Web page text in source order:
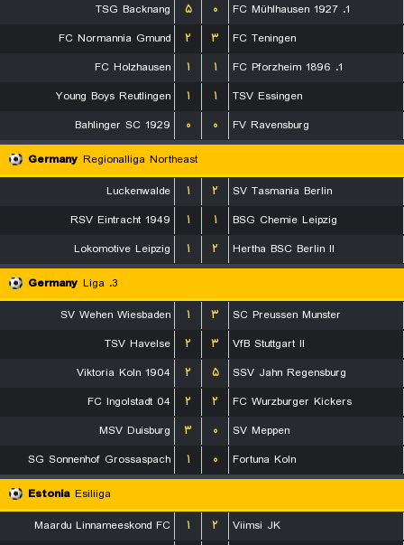
TSG Backnang
۵ ۰
1. FC Mühlhausen 1927
FC Normannia Gmund
۲ ۳
FC Teningen
FC Holzhausen
۱ ۱
1. FC Pforzheim 1896
Young Boys Reutlingen
۱ ۱
TSV Essingen
Bahlinger SC 1929
۰ ۰
FV Ravensburg
Germany Regionalliga Northeast
Luckenwalde
۱ ۲
SV Tasmania Berlin
RSV Eintracht 1949
۱ ۱
BSG Chemie Leipzig
Lokomotive Leipzig
۱ ۲
Hertha BSC Berlin II
Germany
3. Liga
SV Wehen Wiesbaden
۱ ۳
SC Preussen Munster
TSV Havelse
۲ ۳
VfB Stuttgart II
Viktoria Koln 1904
۲ ۵
SSV Jahn Regensburg
FC Ingolstadt 04
۲ ۲
FC Wurzburger Kickers
MSV Duisburg
۳ ۰
SV Meppen
SG Sonnenhof Grossaspach
۱ ۰
Fortuna Koln
Estonia Esiliiga
Maardu Linnameeskond FC
۱ ۲
Viimsi JK